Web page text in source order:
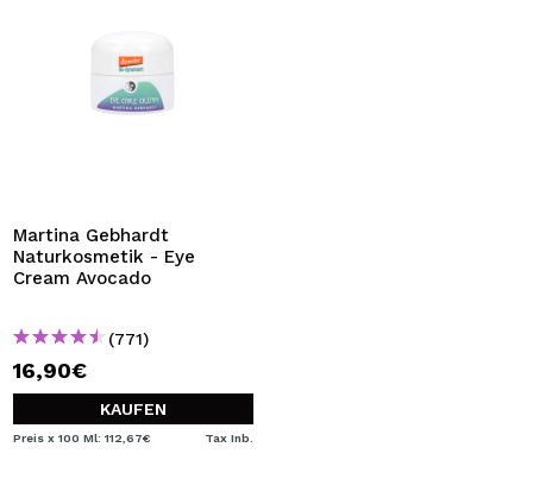
Ich habe hier kein Konto
können Sie Ihre Einkäufe schnell tätigen, den Status Ihrer
Bestellungen überprüfen und Ihre bisherigen Vorgänge
einsehen.
Martina Gebhardt
Naturkosmetik - Eye
Cream Avocado
(771)
16,90€
KAUFEN
Preis x 100 Ml: 112,67€ Tax Inb.